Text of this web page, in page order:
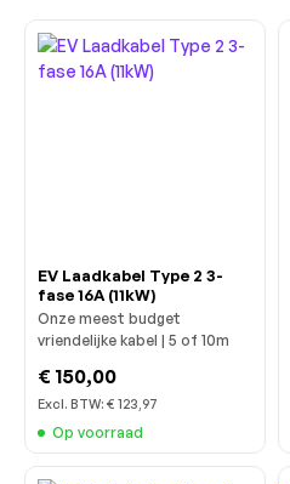
EV Laadkabel Type 2 3-
fase 16A (11kW)
Onze meest budget
vriendelijke kabel | 5 of 10m
€ 150,00
Excl. BTW: € 123,97
Op voorraad